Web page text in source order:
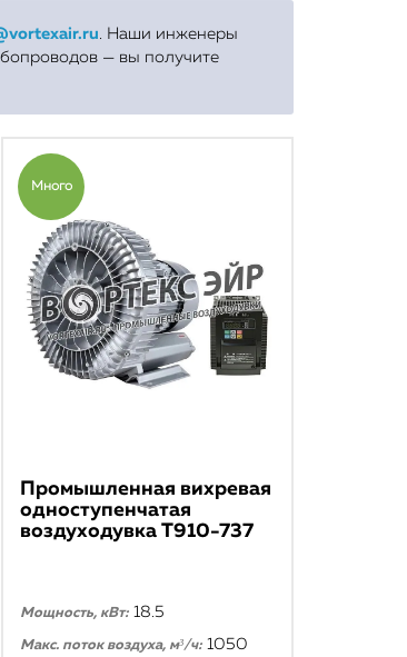
. Наши инженеры
— вы получите
Много
Промышленная вихревая
одноступенчатая
воздуходувка T910-737
Мощность, кВт: 18.5
Макс. поток воздуха, м³/ч: 1050